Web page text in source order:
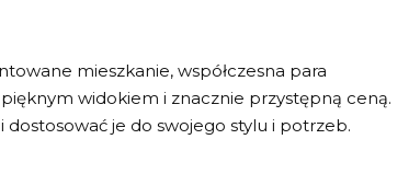
mieszkanie, współczesna para
widokiem i znacznie przystępną ceną.
dostosować je do swojego stylu i potrzeb.